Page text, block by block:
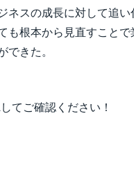
ネスの成長に対して追
も根本から見直すこと
できた。
てご確認ください！